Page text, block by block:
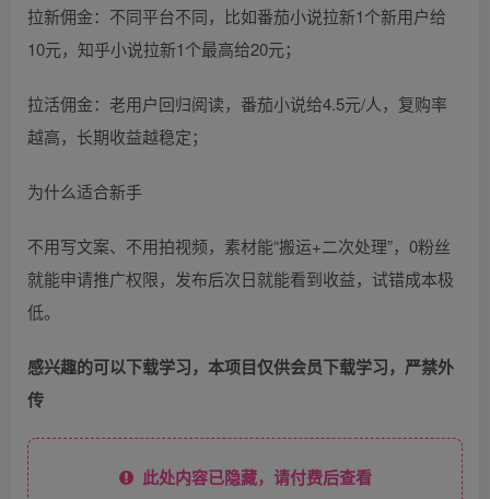
拉新佣金：不同平台不同，比如番茄小说拉新1个新用户给
10元，知乎小说拉新1个最高给20元；
拉活佣金：老用户回归阅读，番茄小说给4.5元/人，复购率
越高，长期收益越稳定；
为什么适合新手
不用写文案、不用拍视频，素材能“搬运+二次处理”，0粉丝
就能申请推广权限，发布后次日就能看到收益，试错成本极
低。
感兴趣的可以下载学习，本项目仅供会员下载学习，严禁外
传
此处内容已隐藏，请付费后查看